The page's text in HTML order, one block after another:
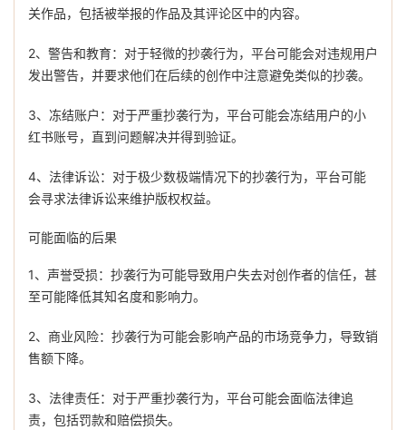
关作品，包括被举报的作品及其评论区中的内容。
2、警告和教育：对于轻微的抄袭行为，平台可能会对违规用户
发出警告，并要求他们在后续的创作中注意避免类似的抄袭。
3、冻结账户：对于严重抄袭行为，平台可能会冻结用户的小
红书账号，直到问题解决并得到验证。
4、法律诉讼：对于极少数极端情况下的抄袭行为，平台可能
会寻求法律诉讼来维护版权权益。
可能面临的后果
1、声誉受损：抄袭行为可能导致用户失去对创作者的信任，甚
至可能降低其知名度和影响力。
2、商业风险：抄袭行为可能会影响产品的市场竞争力，导致销
售额下降。
3、法律责任：对于严重抄袭行为，平台可能会面临法律追
责，包括罚款和赔偿损失。